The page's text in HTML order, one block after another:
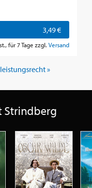
3,49 €
für 7 Tage zzgl. Versand
»
Strindberg